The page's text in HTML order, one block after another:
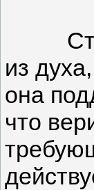
Страх
из
она
что